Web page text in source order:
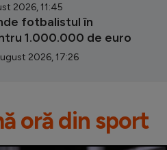
2026, 11:45
fotbalistul în
1.000.000 de euro
2026, 17:26
oră din sport